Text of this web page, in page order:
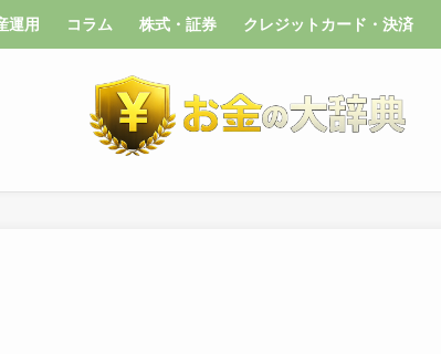
運用 コラム 株式・証券 クレジットカード・決済